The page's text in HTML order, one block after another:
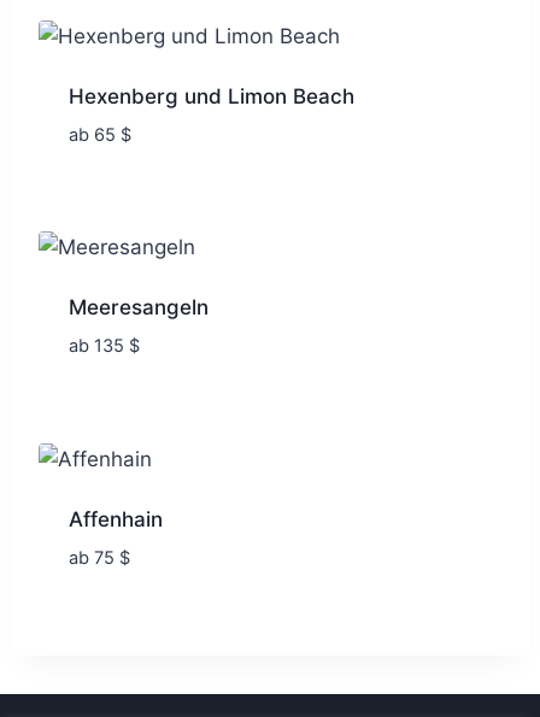
Hexenberg und Limon Beach
ab 65 $
Meeresangeln
ab 135 $
Affenhain
ab 75 $